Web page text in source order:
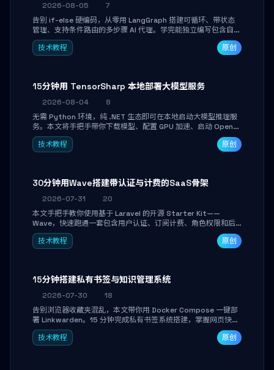
2026-08-05
7
告别 if-else 硬编码，从零用 LangGraph 搭建可循环、带状态
管理、支持条件路由的多步骤 AI 代理。学完能独立编写包含自动
决策、工具调用和持久化状态的复杂工作流，并避开递归溢出、
状态丢失等常见坑点。
技术教程 原创
15分钟用 TensorSharp 本地部署大模型服务
2026-08-04
8
无需 Python 环境，纯 .NET 生态即可在本地启动大模型推理服
务。本文将手把手带你下载模型、配置 GPU 加速、启动 OpenAI
兼容 API，并在 C# 业务代码中无缝调用。数据不出网，零门槛
搞定本地 LLM 部署。
技术教程 原创
30分钟用Wave搭建带认证与计费的SaaS骨架
2026-07-31
20
本文手把手教你使用基于 Laravel 的开源 Starter Kit——
Wave，快速跑通一套包含用户认证、订阅计费、角色权限和后
台管理的完整 SaaS 骨架。附带 Stripe 测试支付对接与自定义
业务页面开发实战，助你省去重复基建时间，将精力聚焦于核心
技术教程 原创
15分钟搭建私有书签与知识管理系统
2026-07-30
18
告别浏览器收藏夹混乱，本文带你用 Docker Compose 一键部
署 Linkwarden。15 分钟完成私有书签系统搭建，掌握网页快照
归档、高亮批注、分类管理与全文搜索。适合开发者与知识工作
者打造个人知识库，资料统一归档，随时检索。
技术教程 原创